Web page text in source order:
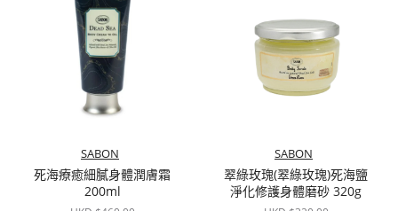
SABON
死海療癒細膩身體潤膚霜
200ml
SABON
翠綠玫瑰(翠綠玫瑰)死海鹽
淨化修護身體磨砂 320g